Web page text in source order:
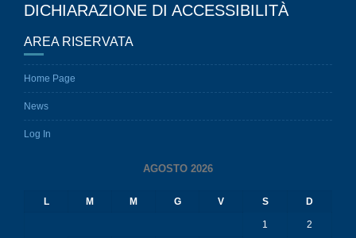
DICHIARAZIONE DI ACCESSIBILITÀ
AREA RISERVATA
Home Page
News
Log In
AGOSTO 2026
L M M G V S D
1 2